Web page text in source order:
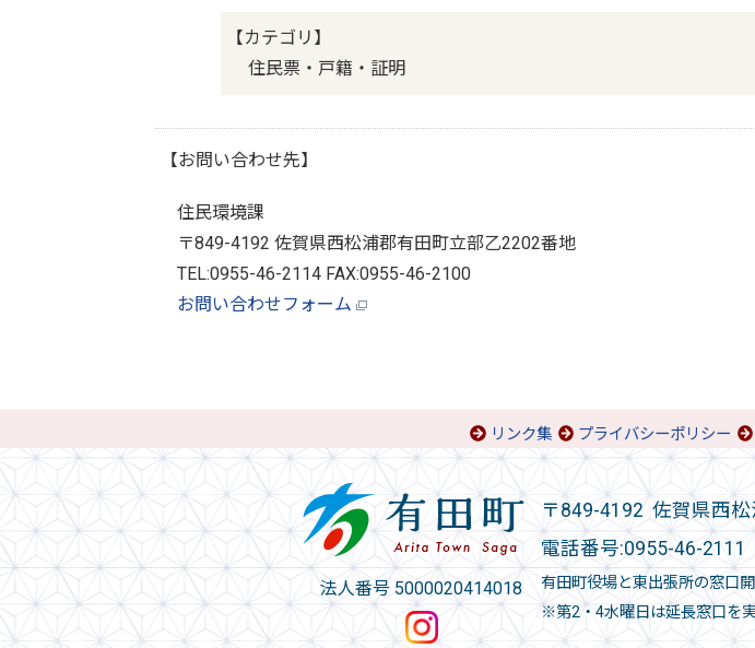
【カテゴリ】
住民票・戸籍・証明
【お問い合わせ先】
住民環境課
〒849-4192 佐賀県西松浦郡有田町立部乙2202番地
TEL:0955-46-2114 FAX:0955-46-2100
お問い合わせフォーム
リンク集 プライバシーポリシー
法人番号 5000020414018
〒849-4192 佐賀県西
電話番号:0955-46-2111
有田町役場と東出張所の窓口
※第2・4水曜日は延長窓口を